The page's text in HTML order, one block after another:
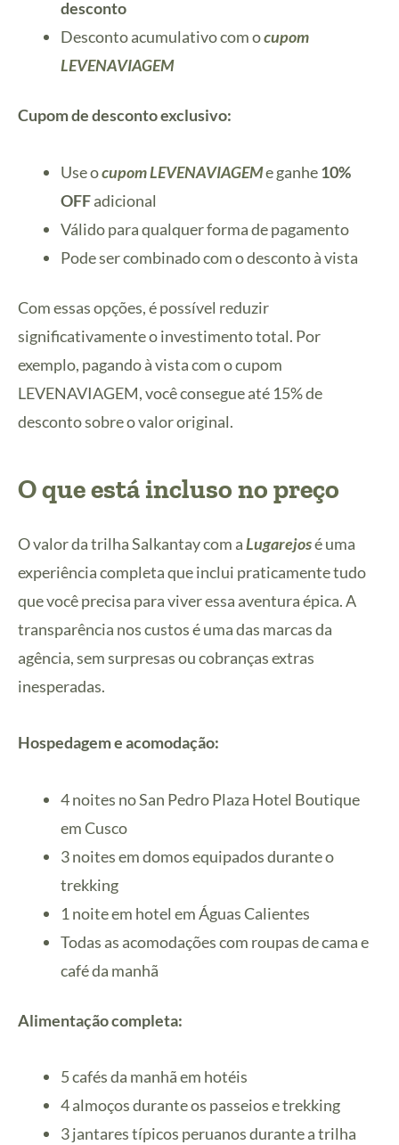
desconto
Desconto acumulativo com ocupom
LEVENAVIAGEM
Cupom de desconto exclusivo:
Use ocupom LEVENAVIAGEMe ganhe10%
OFFadicional
Válido para qualquer forma de pagamento
Pode ser combinado com o desconto à vista
Com essas opções, é possível reduzir
significativamente o investimento total. Por
exemplo, pagando à vista com o cupom
LEVENAVIAGEM, você consegue até 15% de
desconto sobre o valor original.
O que está incluso no preço
O valor da trilha Salkantay com aLugarejosé uma
experiência completa que inclui praticamente tudo
que você precisa para viver essa aventura épica. A
transparência nos custos é uma das marcas da
agência, sem surpresas ou cobranças extras
inesperadas.
Hospedagem e acomodação:
4 noites no San Pedro Plaza Hotel Boutique
em Cusco
3 noites em domos equipados durante o
trekking
1 noite em hotel em Águas Calientes
Todas as acomodações com roupas de cama e
café da manhã
Alimentação completa:
5 cafés da manhã em hotéis
4 almoços durante os passeios e trekking
3 jantares típicos peruanos durante a trilha